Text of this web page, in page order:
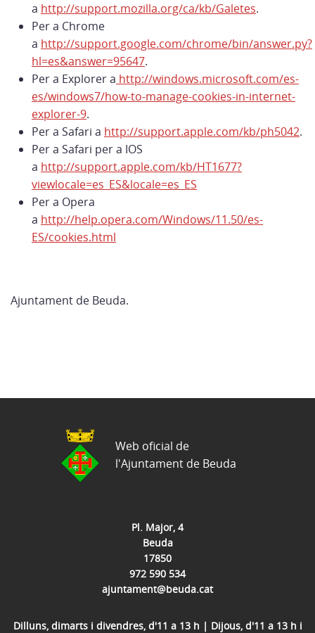
a http://support.mozilla.org/ca/kb/Galetes.
Per a Chrome
a http://support.google.com/chrome/bin/answer.py?
hl=es&answer=95647.
Per a Explorer a http://windows.microsoft.com/es-
es/windows7/how-to-manage-cookies-in-internet-
explorer-9.
Per a Safari a http://support.apple.com/kb/ph5042.
Per a Safari per a IOS
a http://support.apple.com/kb/HT1677?
viewlocale=es_ES&locale=es_ES
Per a Opera
a http://help.opera.com/Windows/11.50/es-
ES/cookies.html
Ajuntament de Beuda.
Pl. Major, 4
Beuda
17850
972 590 534
ajuntament@beuda.cat
Dilluns, dimarts i divendres, d'11 a 13 h | Dijous, d'11 a 13 h i
Web oficial de
l'Ajuntament de Beuda